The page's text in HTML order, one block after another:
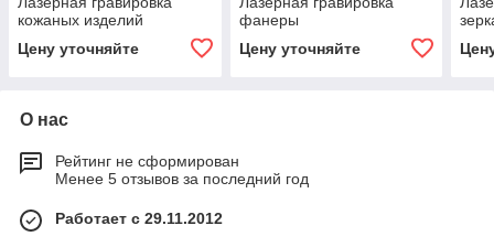
кожаных изделий
Цену уточняйте
фанеры
Цену уточняйте
О нас
Рейтинг не сформирован
Менее 5 отзывов за последний год
Работает с 29.11.2012